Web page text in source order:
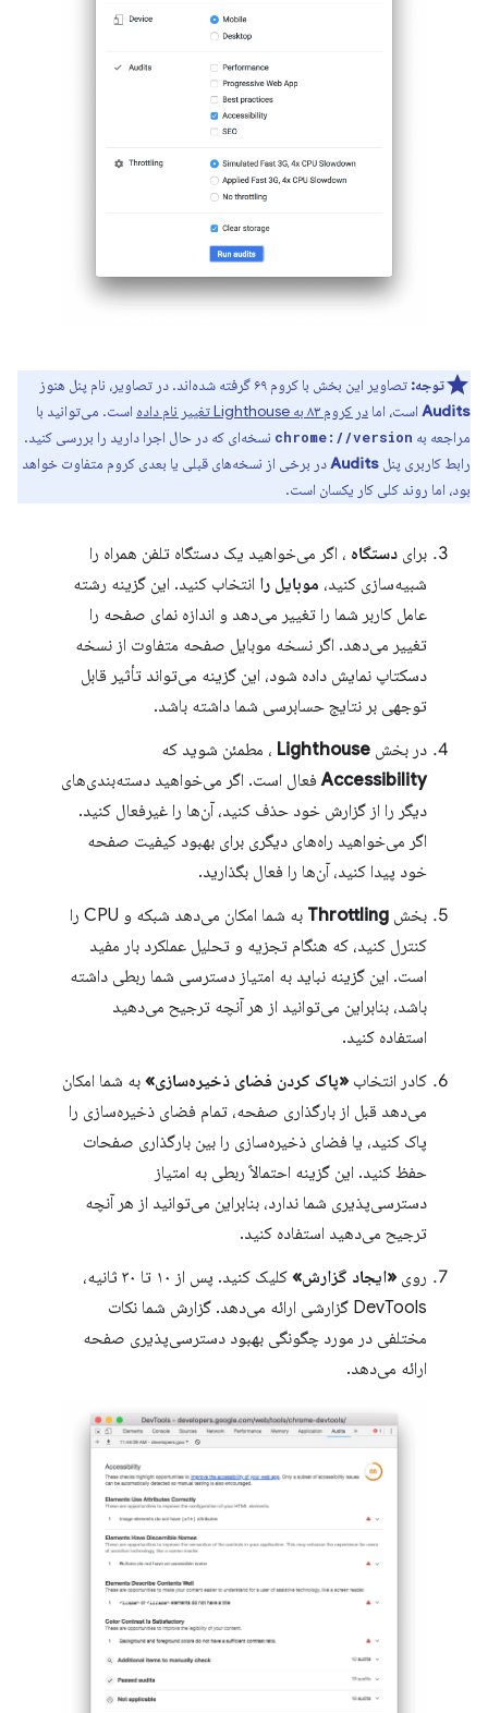
توجه: تصاویر این بخش با کروم ۶۹ گرفته شده‌اند. در تصاویر، نام پنل هنوز
Audits است، اما در کروم ۸۳ به Lighthouse تغییر نام داده
است. می‌توانید با
مراجعه به chrome://version نسخه‌ای که در حال اجرا دارید را بررسی کنید.
رابط کاربری پنل Auditsدر برخی از نسخه‌های قبلی یا بعدی کروم متفاوت خواهد
بود، اما روند کلی کار یکسان است.
برای دستگاه ، اگر می‌خواهید یک دستگاه تلفن همراه را
شبیه‌سازی کنید، موبایل را انتخاب کنید. این گزینه رشته
عامل کاربر شما را تغییر می‌دهد و اندازه نمای صفحه را
تغییر می‌دهد. اگر نسخه موبایل صفحه متفاوت از نسخه
دسکتاپ نمایش داده شود، این گزینه می‌تواند تأثیر قابل
توجهی بر نتایج حسابرسی شما داشته باشد.
در بخش Lighthouse ، مطمئن شوید که
Accessibilityفعال است. اگر می‌خواهید دسته‌بندی‌های
دیگر را از گزارش خود حذف کنید، آن‌ها را غیرفعال کنید.
اگر می‌خواهید راه‌های دیگری برای بهبود کیفیت صفحه
خود پیدا کنید، آن‌ها را فعال بگذارید.
بخش Throttling
به شما امکان می‌دهد شبکه و CPU را
کنترل کنید، که هنگام تجزیه و تحلیل عملکرد بار مفید
است. این گزینه نباید به امتیاز دسترسی شما ربطی داشته
باشد، بنابراین می‌توانید از هر آنچه ترجیح می‌دهید
استفاده کنید.
کادر انتخاب «پاک کردن فضای ذخیره‌سازی» به شما امکان
می‌دهد قبل از بارگذاری صفحه، تمام فضای ذخیره‌سازی را
پاک کنید، یا فضای ذخیره‌سازی را بین بارگذاری صفحات
حفظ کنید. این گزینه احتمالاً ربطی به امتیاز
دسترسی‌پذیری شما ندارد، بنابراین می‌توانید از هر آنچه
ترجیح می‌دهید استفاده کنید.
روی «ایجاد گزارش»
کلیک کنید. پس از ۱۰ تا ۳۰ ثانیه،
DevTools گزارشی ارائه می‌دهد. گزارش شما نکات
مختلفی در مورد چگونگی بهبود دسترسی‌پذیری صفحه
ارائه می‌دهد.